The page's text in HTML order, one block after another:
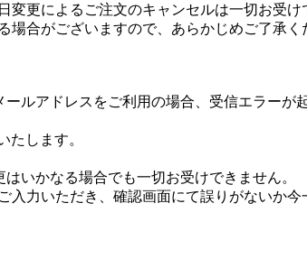
更によるご注文のキャンセルは一切お受け
合がございますので、あらかじめご了承く
アドレスをご利用の場合、受信エラーが
たします。
いかなる場合でも一切お受けできません。
力いただき、確認画面にて誤りがないか